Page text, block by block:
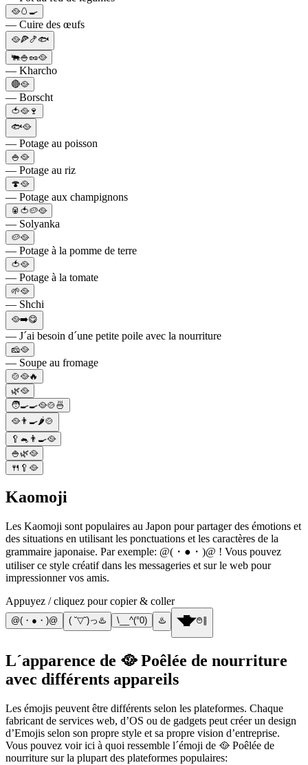
🥘🥚🍳
— Cuire des œufs
🥘🍕🍤🐟
🐃🍚🥜🥘
— Kharcho
🔴🥘
— Borscht
🍅🥘🍷
🐟🥘
— Potage au poisson
🍚🥘
— Potage au riz
🍄🥘
— Potage aux champignons
🥫🍅🥔🥘
— Solyanka
🥔🥘
— Potage à la pomme de terre
🍅🥘
— Potage à la tomate
🌱🥘
— Shchi
🥘➡️😋
— J´ai besoin d´une petite poile avec la nourriture
🧀🥘
— Soupe au fromage
🍲🥘🔥
🌿🥘
🧑‍🍳🍳🥘🍲🍜
🥘👨‍🍳🌶️🍲
🥄🐁👨‍🍳🥘
🍚🌿🥘
🍴🥄🥘
Kaomoji
Les Kaomoji sont populaires au Japon pour partager des émotions et
des situations en utilisant les ponctuations et les caractères de la
grammaire japonaise. Par exemple: @(・●・)@ ! Vous pouvez
utiliser ce style créatif dans les messageries et sur le web pour
impressionner vos amis.
Appuyez / cliquez pour copier & coller
@(・●・)@ ( ˘▽˘)っ♨️ \__^(°0) ♨️ ◥█̆̈◤࿉∥
L´apparence de 🥘 Poêlée de nourriture
avec différents appareils
Les émojis peuvent être différents selon les plateformes. Chaque
fabricant de services web, d’OS ou de gadgets peut créer un design
d’Emojis selon son propre style et sa propre vision d’entreprise.
Vous pouvez voir ici à quoi ressemble l´émoji de 🥘 Poêlée de
nourriture sur la plupart des plateformes populaires: